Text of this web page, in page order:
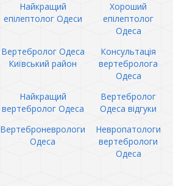
Найкращий
епілептолог Одеси
Хороший
епілептолог
Одеса
Вертебролог Одеса
Київський район
Консультація
вертебролога
Одеса
Найкращий
вертебролог Одеса
Вертебролог
Одеса відгуки
Вертеброневрологи
Одеса
Невропатологи
вертебрологи
Одеса